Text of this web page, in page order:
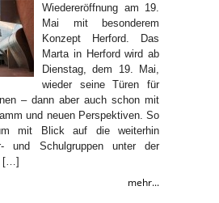
Wiedereröffnung am 19.
Mai mit besonderem
Konzept Herford. Das
Marta in Herford wird ab
Dienstag, dem 19. Mai,
wieder seine Türen für
– dann aber auch schon mit
und neuen Perspektiven. So
mit Blick auf die weiterhin
und Schulgruppen unter der
[…]
mehr...